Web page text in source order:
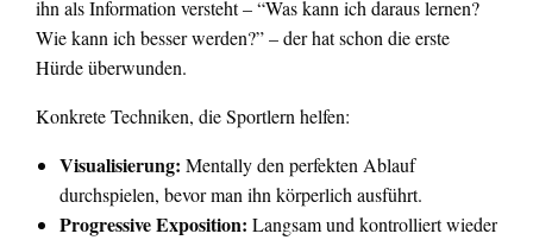
ihn als Information versteht – “Was kann ich daraus lernen?
Wie kann ich besser werden?” – der hat schon die erste
Hürde überwunden.
Konkrete Techniken, die Sportlern helfen:
Visualisierung: Mentally den perfekten Ablauf
durchspielen, bevor man ihn körperlich ausführt.
Progressive Exposition: Langsam und kontrolliert wieder